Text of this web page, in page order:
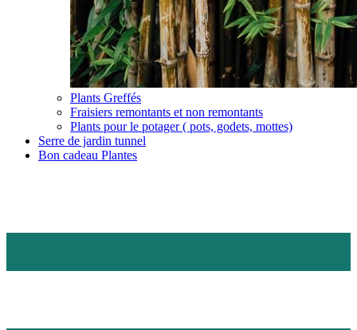
Plants Greffés
Fraisiers remontants et non remontants
Plants pour le potager ( pots, godets, mottes)
Serre de jardin tunnel
Bon cadeau Plantes